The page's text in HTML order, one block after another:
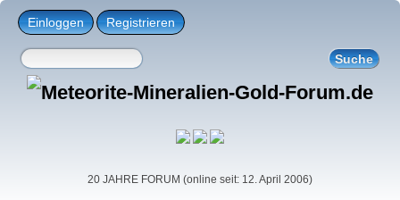
Einloggen Registrieren
20 JAHRE FORUM (online seit: 12. April 2006)